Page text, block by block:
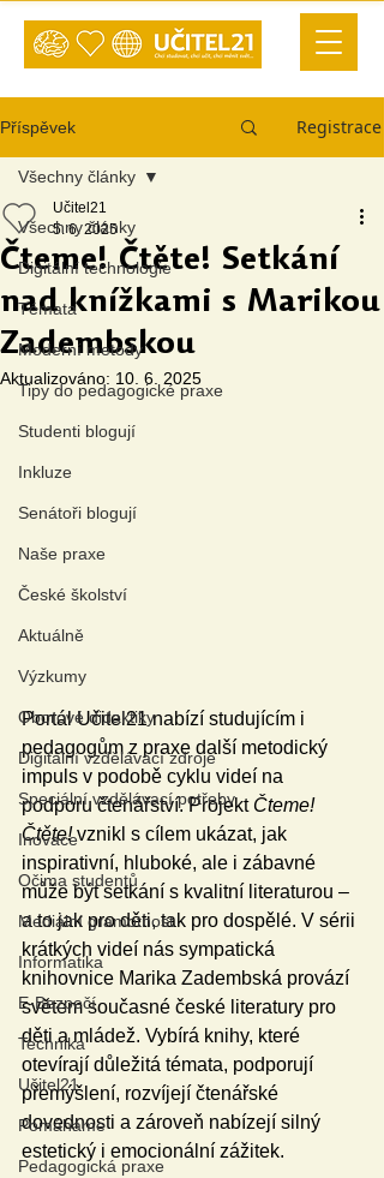
Příspěvek Registrace
Všechny články
Digitální technologie
Témata
Moderní metody
Tipy do pedagogické praxe
Studenti blogují
Inkluze
Senátoři blogují
Naše praxe
České školství
Aktuálně
Výzkumy
Oborové didaktiky
Digitální vzdělávací zdroje
Speciální vzdělávací potřeby
Inovace
Očima studentů
Mediální gramotnost
Informatika
E-Bezpečí
Technika
Učitel21
Pomáháme
Pedagogická praxe
Všechny články
Čteme! Čtěte! Setkání
nad knížkami s Marikou
Zadembskou
Učitel21
5. 6. 2025
Aktualizováno: 10. 6. 2025
Portál Učitel21 nabízí studujícím i
pedagogům z praxe další metodický
impuls v podobě cyklu videí na
podporu čtenářství. Projekt Čteme!
Čtěte! vznikl s cílem ukázat, jak
inspirativní, hluboké, ale i zábavné
může být setkání s kvalitní literaturou –
a to jak pro děti, tak pro dospělé. V sérii
krátkých videí nás sympatická
knihovnice Marika Zadembská provází
světem současné české literatury pro
děti a mládež. Vybírá knihy, které
otevírají důležitá témata, podporují
přemýšlení, rozvíjejí čtenářské
dovednosti a zároveň nabízejí silný
estetický i emocionální zážitek.